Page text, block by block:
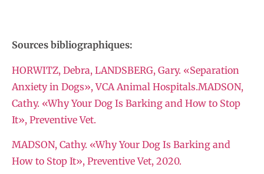
Sources bibliographiques:
HORWITZ, Debra, LANDSBERG, Gary. «Separation
Anxiety in Dogs», VCA Animal Hospitals.MADSON,
Cathy. «Why Your Dog Is Barking and How to Stop
It», Preventive Vet.
MADSON, Cathy. «Why Your Dog Is Barking and
How to Stop It», Preventive Vet, 2020.